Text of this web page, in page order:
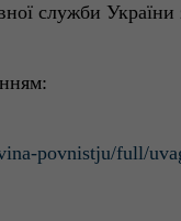
служби України
povnistju/full/